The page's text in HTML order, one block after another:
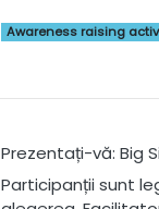
Awareness raising
Prezentați-vă: Big
Participanții sunt